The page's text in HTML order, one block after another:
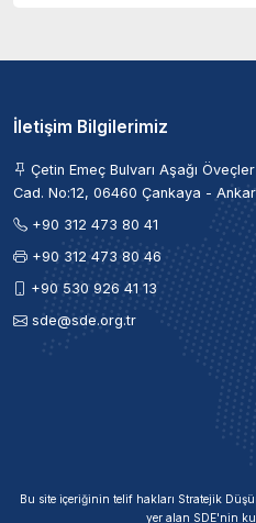
İletişim Bilgilerimiz
Çetin Emeç Bulvarı Aşağı
Cad. No:12, 06460 Çankaya -
+90 312 473 80 41
+90 312 473 80 46
+90 530 926 41 13
sde@sde.org.tr
Bu site içeriğinin telif hakları Stratejik
yer alan SDE'nin